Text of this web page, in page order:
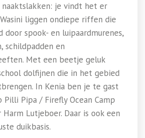
je vindt het er
liggen ondiepe riffen die
door spook- en luipaardmurenes,
schildpadden en
Met een beetje geluk
dolfijnen die in het gebied
In Kenia ben je te gast
Pipa / Firefly Ocean Camp
Harm Lutjeboer. Daar is ook een
duikbasis.